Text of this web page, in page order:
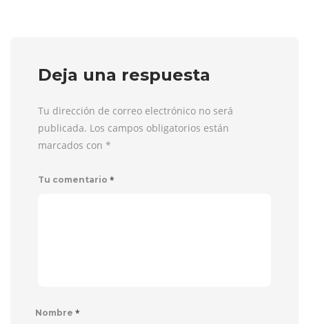
Deja una respuesta
Tu dirección de correo electrónico no será
publicada. Los campos obligatorios están
marcados con *
Tu comentario *
Nombre *